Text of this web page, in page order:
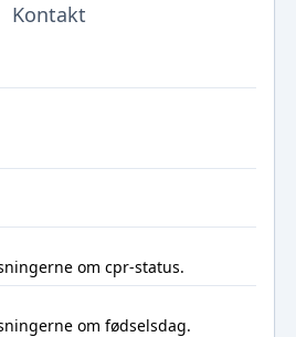
Kontakt
om cpr-status.
om fødselsdag.